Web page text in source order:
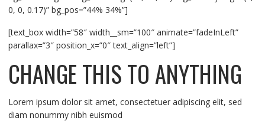
0, 0, 0.17)” bg_pos=”44% 34%”]
[text_box width=”58″ width__sm=”100″ animate=”fadeInLeft”
parallax=”3″ position_x=”0″ text_align=”left”]
CHANGE THIS TO ANYTHING
Lorem ipsum dolor sit amet, consectetuer adipiscing elit, sed
diam nonummy nibh euismod